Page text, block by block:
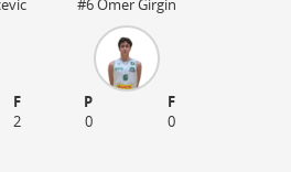
F
2
#6 Ömer Girgin
P
F
0
0